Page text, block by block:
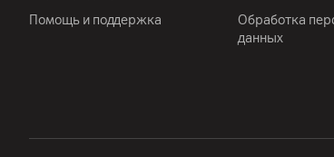
Импортер
Помощь и поддержка
Обработка
данных